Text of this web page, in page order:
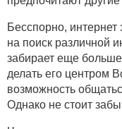
Бесспорно, интернет
на поиск различной
забирает еще
делать его центром
возможность
Однако не стоит